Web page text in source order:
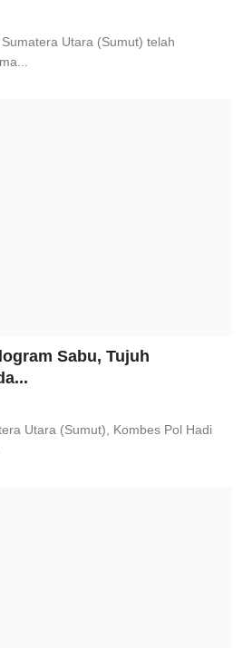
Utara (Sumut) telah
Sabu, Tujuh
Utara (Sumut), Kombes Pol Hadi